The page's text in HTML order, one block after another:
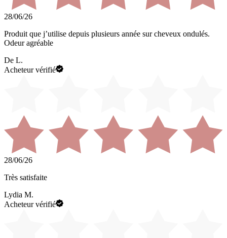
28/06/26
Produit que j’utilise depuis plusieurs année sur cheveux ondulés.
Odeur agréable
De L.
Acheteur vérifié
28/06/26
Très satisfaite
Lydia M.
Acheteur vérifié